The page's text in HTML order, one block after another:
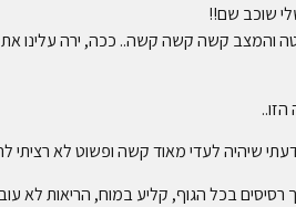
שוכב שם!!
והמצב קשה קשה קשה.. ככה, ירה עלינו
שיהיה לעדי מאוד קשה ופשוט לא רציתי
בכל הגוף, קליע במוח, הריאות לא